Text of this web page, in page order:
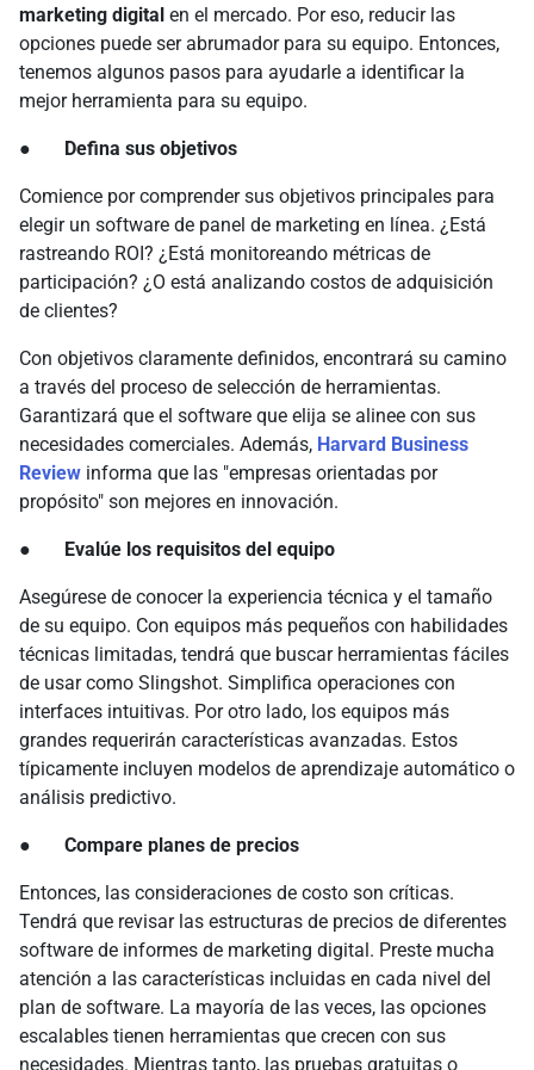
marketing digital en el mercado. Por eso, reducir las
opciones puede ser abrumador para su equipo. Entonces,
tenemos algunos pasos para ayudarle a identificar la
mejor herramienta para su equipo.
● Defina sus objetivos
Comience por comprender sus objetivos principales para
elegir un software de panel de marketing en línea. ¿Está
rastreando ROI? ¿Está monitoreando métricas de
participación? ¿O está analizando costos de adquisición
de clientes?
Con objetivos claramente definidos, encontrará su camino
a través del proceso de selección de herramientas.
Garantizará que el software que elija se alinee con sus
necesidades comerciales. Además, Harvard Business
Review informa que las "empresas orientadas por
propósito" son mejores en innovación.
● Evalúe los requisitos del equipo
Asegúrese de conocer la experiencia técnica y el tamaño
de su equipo. Con equipos más pequeños con habilidades
técnicas limitadas, tendrá que buscar herramientas fáciles
de usar como Slingshot. Simplifica operaciones con
interfaces intuitivas. Por otro lado, los equipos más
grandes requerirán características avanzadas. Estos
típicamente incluyen modelos de aprendizaje automático o
análisis predictivo.
● Compare planes de precios
Entonces, las consideraciones de costo son críticas.
Tendrá que revisar las estructuras de precios de diferentes
software de informes de marketing digital. Preste mucha
atención a las características incluidas en cada nivel del
plan de software. La mayoría de las veces, las opciones
escalables tienen herramientas que crecen con sus
necesidades. Mientras tanto, las pruebas gratuitas o